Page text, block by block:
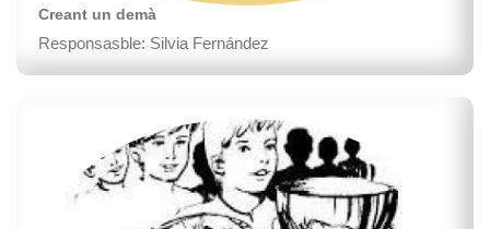
Creant un demà
Responsasble: Silvia Fernández